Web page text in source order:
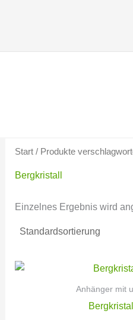
Start/ Produkte
Bergkristall
Einzelnes Ergebnis wird
Anhänger mit